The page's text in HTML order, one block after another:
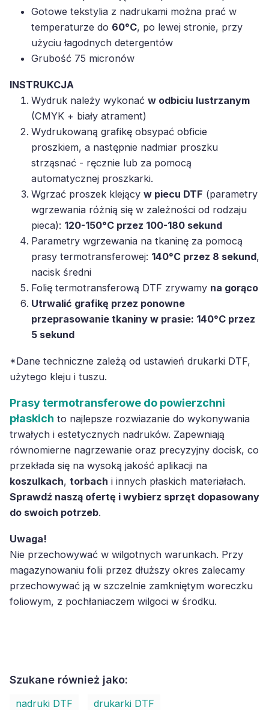
Gotowe tekstylia z nadrukami można prać w
temperaturze do 60°C, po lewej stronie, przy
użyciu łagodnych detergentów
Grubość 75 micronów
INSTRUKCJA
Wydruk należy wykonać w odbiciu lustrzanym
(CMYK + biały atrament)
Wydrukowaną grafikę obsypać obficie
proszkiem, a następnie nadmiar proszku
strząsnać - ręcznie lub za pomocą
automatycznej proszkarki.
Wgrzać proszek klejący w piecu DTF (parametry
wgrzewania różnią się w zależności od rodzaju
pieca): 120-150°C przez 100-180 sekund
Parametry wgrzewania na tkaninę za pomocą
prasy termotransferowej: 140°C przez 8 sekund,
nacisk średni
Folię termotransferową DTF zrywamy na gorąco
Utrwalić grafikę przez ponowne
przeprasowanie tkaniny w prasie: 140°C przez
5 sekund
*Dane techniczne zależą od ustawień drukarki DTF,
użytego kleju i tuszu.
Prasy termotransferowe do powierzchni
płaskich to najlepsze rozwiazanie do wykonywania
trwałych i estetycznych nadruków. Zapewniają
równomierne nagrzewanie oraz precyzyjny docisk, co
przekłada się na wysoką jakość aplikacji na
koszulkach, torbach i innych płaskich materiałach.
Sprawdź naszą ofertę i wybierz sprzęt dopasowany
do swoich potrzeb.
Uwaga!
Nie przechowywać w wilgotnych warunkach. Przy
magazynowaniu folii przez dłuższy okres zalecamy
przechowywać ją w szczelnie zamkniętym woreczku
foliowym, z pochłaniaczem wilgoci w środku.
Szukane również jako:
nadruki DTF
drukarki DTF